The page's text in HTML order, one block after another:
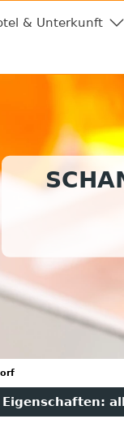
& Unterkunft
Eigenschaften: